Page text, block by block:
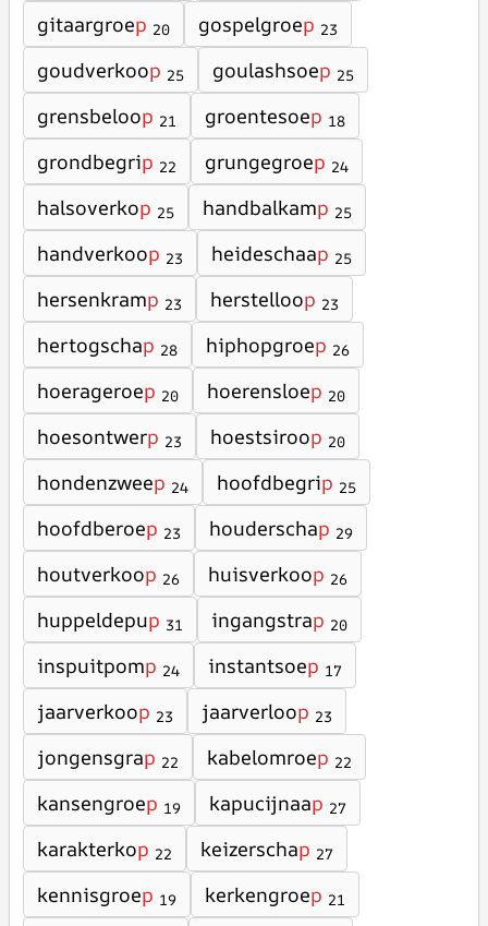
gitaargroep 20 gospelgroep 23
goudverkoop 25 goulashsoep 25
grensbeloop 21 groentesoep 18
grondbegrip 22 grungegroep 24
halsoverkop 25 handbalkamp 25
handverkoop 23 heideschaap 25
hersenkramp 23 herstelloop 23
hertogschap 28 hiphopgroep 26
hoerageroep 20 hoerensloep 20
hoesontwerp 23 hoestsiroop 20
hondenzweep 24 hoofdbegrip 25
hoofdberoep 23 houderschap 29
houtverkoop 26 huisverkoop 26
huppeldepup 31 ingangstrap 20
inspuitpomp 24 instantsoep 17
jaarverkoop 23 jaarverloop 23
jongensgrap 22 kabelomroep 22
kansengroep 19 kapucijnaap 27
karakterkop 22 keizerschap 27
kennisgroep 19 kerkengroep 21